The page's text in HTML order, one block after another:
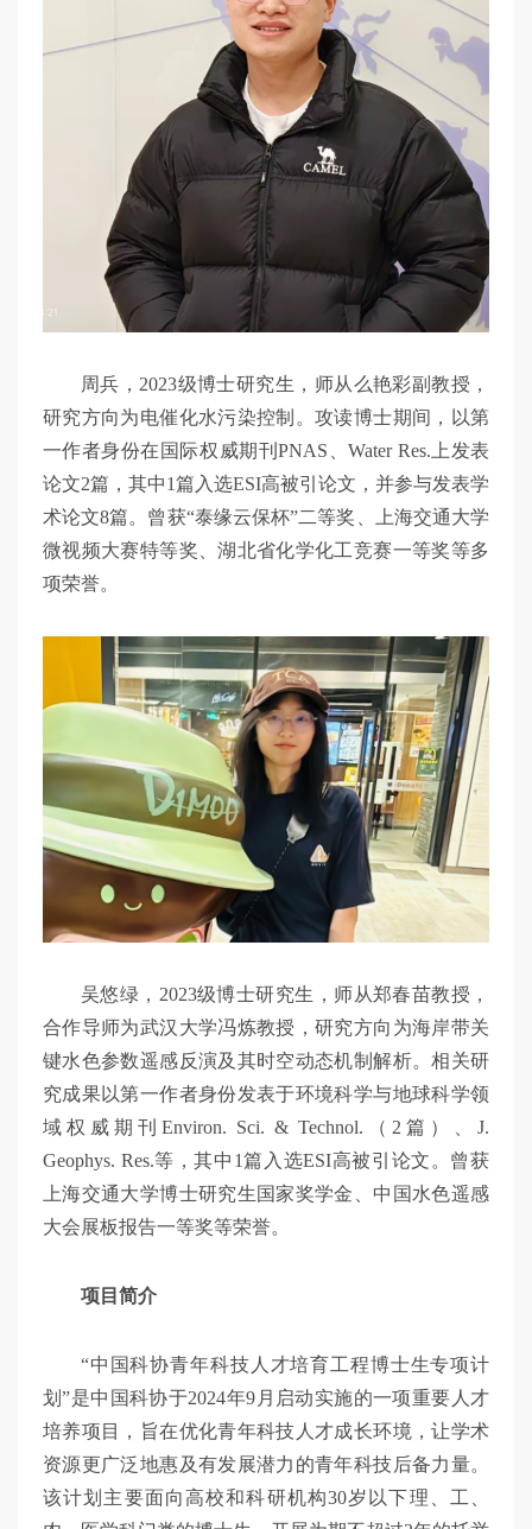
周兵，2023级博士研究生，师从么艳彩副教授，
研究方向为电催化水污染控制。攻读博士期间，以第
一作者身份在国际权威期刊PNAS、Water Res.上发表
论文2篇，其中1篇入选ESI高被引论文，并参与发表学
术论文8篇。曾获“泰缘云保杯”二等奖、上海交通大学
微视频大赛特等奖、湖北省化学化工竞赛一等奖等多
项荣誉。
吴悠绿，2023级博士研究生，师从郑春苗教授，
合作导师为武汉大学冯炼教授，研究方向为海岸带关
键水色参数遥感反演及其时空动态机制解析。相关研
究成果以第一作者身份发表于环境科学与地球科学领
域权威期刊Environ. Sci. & Technol.（2篇）、J.
Geophys. Res.等，其中1篇入选ESI高被引论文。曾获
上海交通大学博士研究生国家奖学金、中国水色遥感
大会展板报告一等奖等荣誉。
项目简介
“中国科协青年科技人才培育工程博士生专项计
划”是中国科协于2024年9月启动实施的一项重要人才
培养项目，旨在优化青年科技人才成长环境，让学术
资源更广泛地惠及有发展潜力的青年科技后备力量。
该计划主要面向高校和科研机构30岁以下理、工、